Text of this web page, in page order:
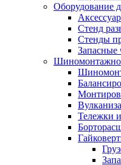
Оборудование
Стенд
Стенды
Запасные
Тележки